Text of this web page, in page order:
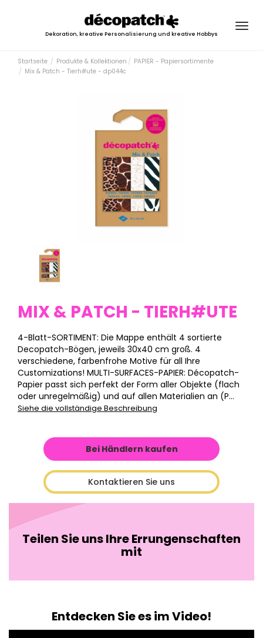
Dekoration, kreative Personalisierung und kreative Hobbys
Startseite Produkte & Kollektionen
PAPIER - Papiersortimente
Mix & Patch - Tierh#ute - dp044c
MIX & PATCH - TIERH#UTE
4-Blatt-SORTIMENT: Die Mappe enthält 4 sortierte
Decopatch-Bögen, jeweils 30x40 cm groß. 4
verschiedene, farbenfrohe Motive für all Ihre
Customizations! MULTI-SURFACES-PAPIER: Décopatch-
Papier passt sich perfekt der Form aller Objekte (flach
oder unregelmäßig) und auf allen Materialien an (P...
Siehe die vollständige Beschreibung
Bei Händlern kaufen
Kontaktieren Sie uns
Teilen Sie uns Ihre Errungenschaften
mit
Entdecken Sie es im Video!